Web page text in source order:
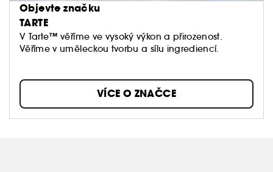
Objevte značku
TARTE
V Tarte™ věříme ve vysoký výkon a přirozenost.
Věříme v uměleckou tvorbu a sílu ingrediencí.
dáváme na pleť, a vy byste také neměli.
VÍCE O ZNAČCE